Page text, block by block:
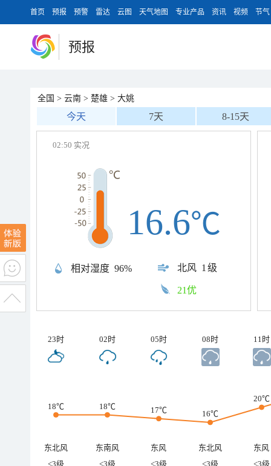
首页 预报 预警 雷达 云图 天气地图 专业产品 资讯 视频 节气
预报
全国 > 云南 > 楚雄 > 大姚
今天 7天 8-15天
02:50 实况
相对湿度 96% 北风 1级
16.6℃
21优
23时 02时 05时 08时 11时
18℃ 18℃ 17℃ 16℃
20℃
东北风 东南风 东风 东北风
东风
<3级
<3级 <3级 <3级 <3级